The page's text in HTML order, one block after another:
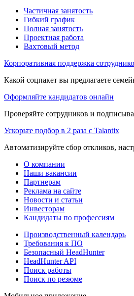
Частичная занятость
Гибкий график
Полная занятость
Проектная работа
Вахтовый метод
Корпоративная поддержка
Какой соцпакет вы предлагаете
Оформляйте кандидатов онлайн
Проверяйте сотрудников и
Ускорьте подбор в 2 раза с Talantix
Автоматизируйте сбор откликов,
О компании
Наши вакансии
Партнерам
Реклама на сайте
Новости и статьи
Инвесторам
Кандидаты по профессиям
Производственный календарь
Требования к ПО
Безопасный HeadHunter
HeadHunter API
Поиск работы
Поиск по резюме